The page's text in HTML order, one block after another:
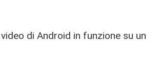
video di Android in funzione su un